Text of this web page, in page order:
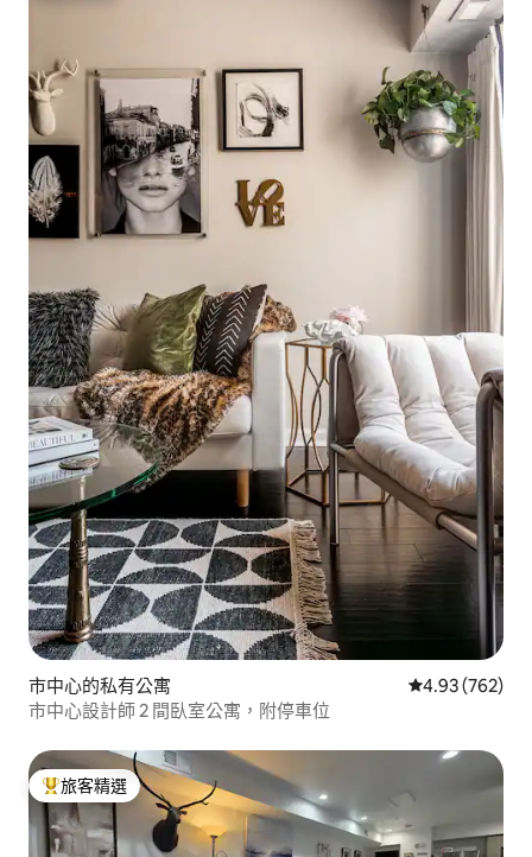
市中心的私有公寓 從 762 則評價
4.93 (762)
市中心設計師 2 間臥室公寓，附停車位
旅客精選榜首
旅客精選